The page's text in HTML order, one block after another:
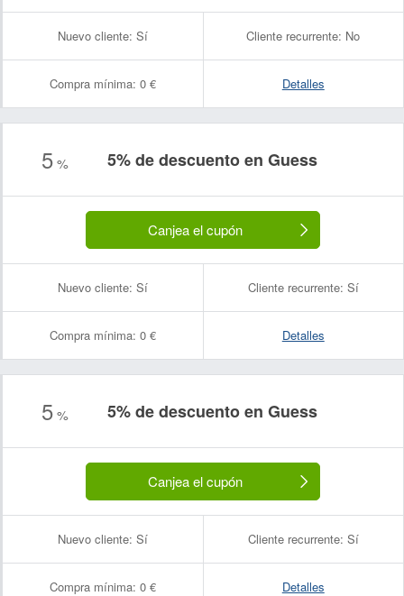
Nuevo cliente: Sí Cliente recurrente: No
Compra mínima: 0 € Detalles
5% 5% de descuento en Guess
Canjea el cupón
Nuevo cliente: Sí Cliente recurrente: Sí
Compra mínima: 0 € Detalles
5% 5% de descuento en Guess
Canjea el cupón
Nuevo cliente: Sí Cliente recurrente: Sí
Compra mínima: 0 € Detalles